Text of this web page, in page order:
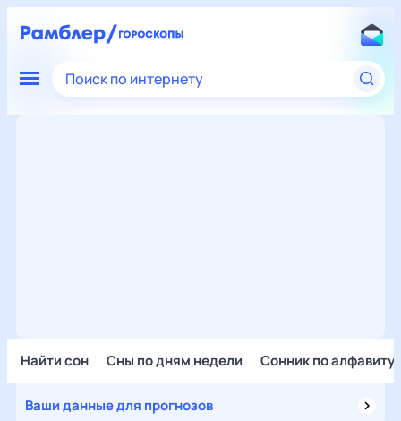
Поиск по интернету
Найти сон Сны по дням недели Сонник по алфавиту
Ваши данные для прогнозов